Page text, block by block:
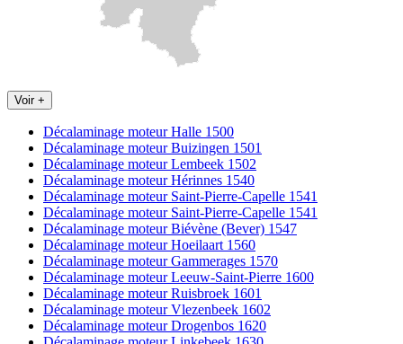
Voir +
Décalaminage moteur Halle 1500
Décalaminage moteur Buizingen 1501
Décalaminage moteur Lembeek 1502
Décalaminage moteur Hérinnes 1540
Décalaminage moteur Saint-Pierre-Capelle 1541
Décalaminage moteur Saint-Pierre-Capelle 1541
Décalaminage moteur Biévène (Bever) 1547
Décalaminage moteur Hoeilaart 1560
Décalaminage moteur Gammerages 1570
Décalaminage moteur Leeuw-Saint-Pierre 1600
Décalaminage moteur Ruisbroek 1601
Décalaminage moteur Vlezenbeek 1602
Décalaminage moteur Drogenbos 1620